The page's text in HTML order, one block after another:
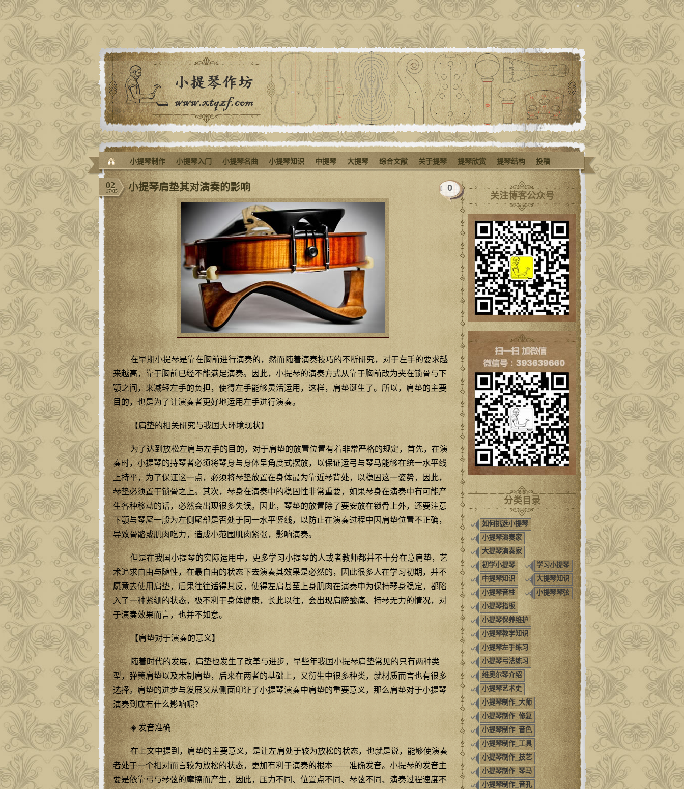
小提琴制作 小提琴入门 小提琴名曲 小提琴知识 中提琴 大提琴 综合文献 关于提琴 提琴欣赏 提琴结构 投稿
小提琴肩垫其对演奏的影响
在早期小提琴是靠在胸前进行演奏的，然而随着演奏技巧的不断研究，对于左手的要求越
来越高，靠于胸前已经不能满足演奏。因此，小提琴的演奏方式从靠于胸前改为夹在锁骨与下
颚之间，来减轻左手的负担，使得左手能够灵活运用，这样，肩垫诞生了。所以，肩垫的主要
目的，也是为了让演奏者更好地运用左手进行演奏。
【肩垫的相关研究与我国大环境现状】
为了达到放松左肩与左手的目的，对于肩垫的放置位置有着非常严格的规定，首先，在演
奏时，小提琴的持琴者必须将琴身与身体呈角度式摆放，以保证运弓与琴马能够在统一水平线
上持平，为了保证这一点，必须将琴垫放置在身体最为靠近琴背处，以稳固这一姿势，因此，
琴垫必须置于锁骨之上。其次，琴身在演奏中的稳固性非常重要，如果琴身在演奏中有可能产
生各种移动的话，必然会出现很多失误。因此，琴垫的放置除了要安放在锁骨上外，还要注意
下颚与琴尾一般为左侧尾部是否处于同一水平竖线，以防止在演奏过程中因肩垫位置不正确，
导致骨骼或肌肉吃力，造成小范围肌肉紧张，影响演奏。
但是在我国小提琴的实际运用中，更多学习小提琴的人或者教师都并不十分在意肩垫，艺
术追求自由与随性，在最自由的状态下去演奏其效果是必然的，因此很多人在学习初期，并不
愿意去使用肩垫，后果往往适得其反，使得左肩甚至上身肌肉在演奏中为保持琴身稳定，都陷
入了一种紧绷的状态，极不利于身体健康，长此以往，会出现肩膀酸痛、持琴无力的情况，对
于演奏效果而言，也并不如意。
【肩垫对于演奏的意义】
随着时代的发展，肩垫也发生了改革与进步，早些年我国小提琴肩垫常见的只有两种类
型，弹簧肩垫以及木制肩垫，后来在两者的基础上，又衍生中很多种类，就材质而言也有很多
选择。肩垫的进步与发展又从侧面印证了小提琴演奏中肩垫的重要意义，那么肩垫对于小提琴
演奏到底有什么影响呢？
◈ 发音准确
在上文中提到，肩垫的主要意义，是让左肩处于较为放松的状态，也就是说，能够使演奏
者处于一个相对而言较为放松的状态，更加有利于演奏的根本——准确发音。小提琴的发音主
要是依靠弓与琴弦的摩擦而产生，因此，压力不同、位置点不同、琴弦不同、演奏过程速度不
0
02
17/05 关注博客公众号
分类目录
如何挑选小提琴
小提琴演奏家
大提琴演奏家
初学小提琴
学习小提琴
中提琴知识
大提琴知识
小提琴音柱
小提琴琴弦
小提琴指板
小提琴保养维护
小提琴教学知识
小提琴左手练习
小提琴弓法练习
维奥尔琴介绍
小提琴艺术史
小提琴制作_大师
小提琴制作_修复
小提琴制作_音色
小提琴制作_工具
小提琴制作_技艺
小提琴制作_琴马
小提琴制作_音孔